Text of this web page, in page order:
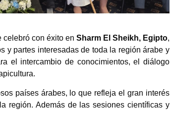
celebró con éxito en Sharm El Sheikh, Egipto,
y partes interesadas de toda la región árabe y
el intercambio de conocimientos, el diálogo
países árabes, lo que refleja el gran interés
región. Además de las sesiones científicas y